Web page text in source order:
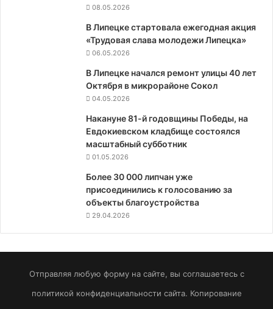
08.05.2026
В Липецке стартовала ежегодная акция
«Трудовая слава молодежи Липецка»
06.05.2026
В Липецке начался ремонт улицы 40 лет
Октября в микрорайоне Сокол
04.05.2026
Накануне 81-й годовщины Победы, на
Евдокиевском кладбище состоялся
масштабный субботник
01.05.2026
Более 30 000 липчан уже
присоединились к голосованию за
объекты благоустройства
29.04.2026
Отправляя любую форму на сайте, вы соглашаетесь с
политикой конфиденциальности сайта. Копирование